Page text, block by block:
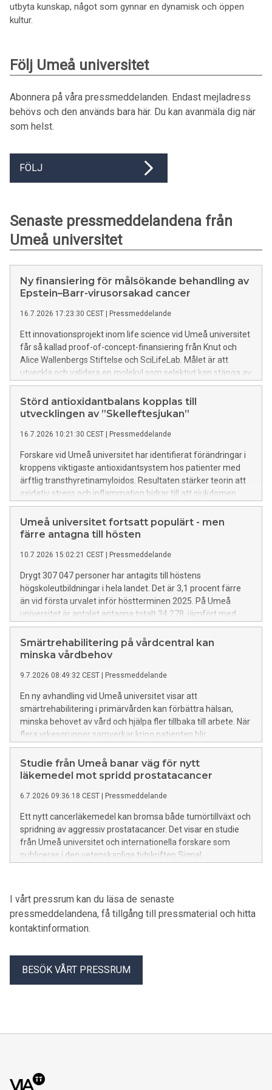
utbyta kunskap, något som gynnar en dynamisk och öppen
kultur.
Följ Umeå universitet
Abonnera på våra pressmeddelanden. Endast mejladress
behövs och den används bara här. Du kan avanmäla dig när
som helst.
FÖLJ
Senaste pressmeddelandena från
Umeå universitet
Ny finansiering för målsökande behandling av
Epstein–Barr-virusorsakad cancer
16.7.2026 17:23:30 CEST Pressmeddelande
Ett innovationsprojekt inom life science vid Umeå universitet
får så kallad proof-of-concept-finansiering från Knut och
Alice Wallenbergs Stiftelse och SciLifeLab. Målet är att
utveckla och validera en molekyl som selektivt kan stänga av
gener från Epstein–Barr-virus i cancerceller, vilket på sikt kan
bana väg för nya behandlingar av EBV-driven hjärnlymfom.
Störd antioxidantbalans kopplas till
utvecklingen av ”Skelleftesjukan”
16.7.2026 10:21:30 CEST Pressmeddelande
Forskare vid Umeå universitet har identifierat förändringar i
kroppens viktigaste antioxidantsystem hos patienter med
ärftlig transthyretinamyloidos. Resultaten stärker teorin att
oxidativ stress och inflammation bidrar till att sjukdomen
utvecklas och pekar samtidigt ut nya biomarkörer som kan
hjälpa till att identifiera personer med ökad risk att insjukna.
Umeå universitet fortsatt populärt - men
färre antagna till hösten
10.7.2026 15:02:21 CEST Pressmeddelande
Drygt 307 047 personer har antagits till höstens
högskoleutbildningar i hela landet. Det är 3,1 procent färre
än vid första urvalet inför höstterminen 2025. På Umeå
universitet är antalet antagna totalt 34 278, jämfört med
rekordet 38 009 förra året innebär det en minskning på
knappt 10 procent.
Smärtrehabilitering på vårdcentral kan
minska vårdbehov
9.7.2026 08:49:32 CEST Pressmeddelande
En ny avhandling vid Umeå universitet visar att
smärtrehabilitering i primärvården kan förbättra hälsan,
minska behovet av vård och hjälpa fler tillbaka till arbete. När
flera yrkesgrupper samverkar kring patienten blir
behandlingen dessutom mer kostnadseffektiv än traditionell
vård med enstaka insatser.
Studie från Umeå banar väg för nytt
läkemedel mot spridd prostatacancer
6.7.2026 09:36:18 CEST Pressmeddelande
Ett nytt cancerläkemedel kan bromsa både tumörtillväxt och
spridning av aggressiv prostatacancer. Det visar en studie
från Umeå universitet och internationella forskare som
publiceras i den vetenskapliga tidskriften Signal
I vårt pressrum kan du läsa de senaste
pressmeddelandena, få tillgång till pressmaterial och hitta
kontaktinformation.
BESÖK VÅRT PRESSRUM